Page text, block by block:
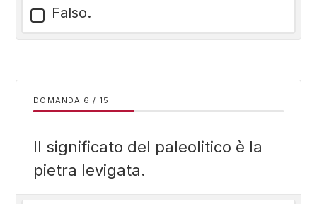
Falso.
DOMANDA / 15
Il significato del paleolitico è la
pietra levigata.